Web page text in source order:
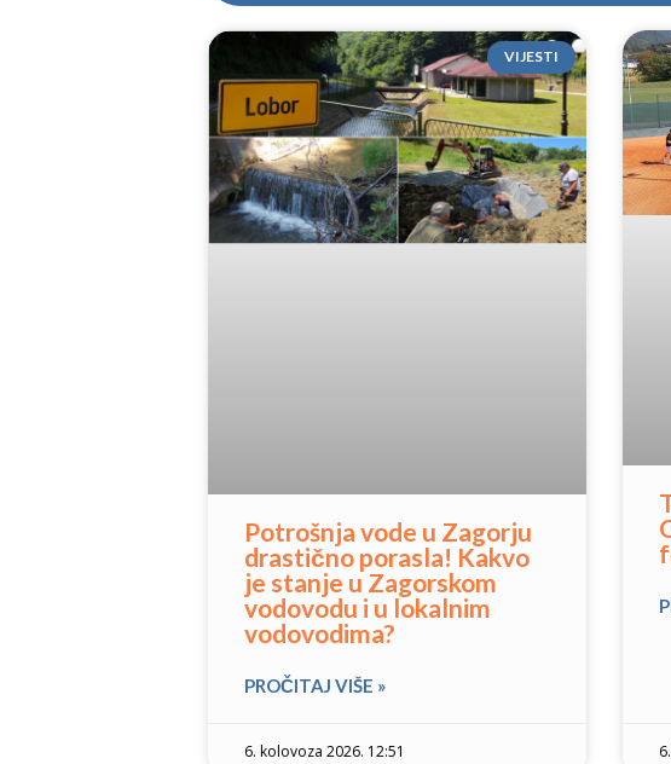
VIJESTI
Potrošnja vode u Zagorju
drastično porasla! Kakvo
je stanje u Zagorskom
vodovodu i u lokalnim
vodovodima?
PROČITAJ VIŠE »
6. kolovoza 2026. 12:51